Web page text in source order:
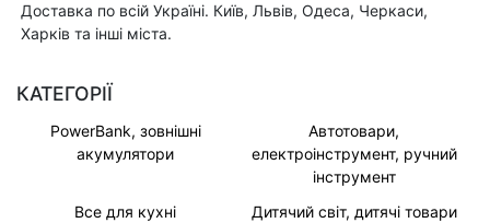
Доставка по всій Україні. Київ, Львів, Одеса, Черкаси,
Харків та інші міста.
КАТЕГОРІЇ
PowerBank, зовнішні
акумулятори
Автотовари,
електроінструмент, ручний
інструмент
Все для кухні
Дитячий світ, дитячі товари